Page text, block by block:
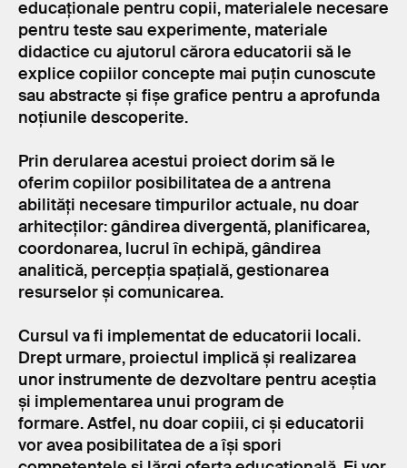
educaționale pentru copii, materialele necesare
pentru teste sau experimente, materiale
didactice cu ajutorul cărora educatorii să le
explice copiilor concepte mai puțin cunoscute
sau abstracte și fișe grafice pentru a aprofunda
noțiunile descoperite.
Prin derularea acestui proiect dorim să le
oferim copiilor posibilitatea de a antrena
abilități necesare timpurilor actuale, nu doar
arhitecților: gândirea divergentă, planificarea,
coordonarea, lucrul în echipă, gândirea
analitică, percepția spațială, gestionarea
resurselor și comunicarea.
Cursul va fi implementat de educatorii locali.
Drept urmare, proiectul implică și realizarea
unor instrumente de dezvoltare pentru aceștia
și implementarea unui program de
formare. Astfel, nu doar copiii, ci și educatorii
vor avea posibilitatea de a își spori